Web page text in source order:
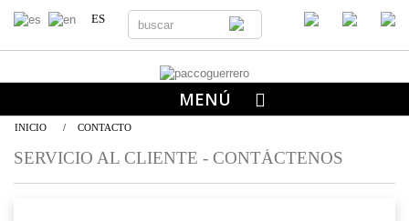
ES
MENÚ
INICIO / CONTACTO
SERVICIO AL CLIENTE - CONTÁCTENOS